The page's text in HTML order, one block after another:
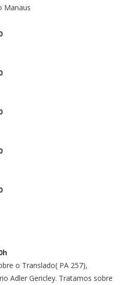
Manaus
o Translado( PA 257),
Adler Gericley. Tratamos sobre